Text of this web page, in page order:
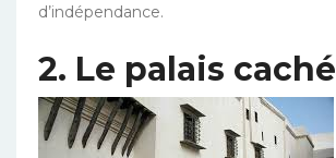
d’indépendance.
2. Le palais caché